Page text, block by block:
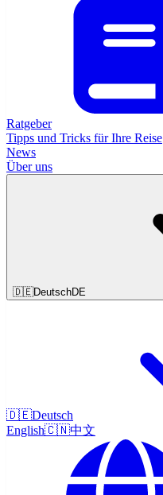
Ratgeber
Tipps und Tricks für Ihre Reise
News
Über uns
🇩🇪DeutschDE
🇩🇪Deutsch
English🇨🇳中文